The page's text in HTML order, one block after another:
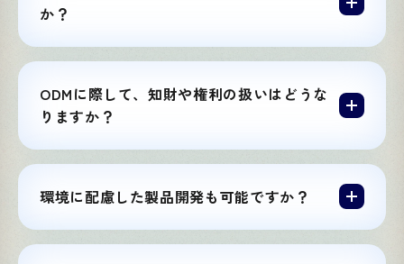
か？
ODMに際して、知財や権利の扱いはどうな
りますか？
環境に配慮した製品開発も可能ですか？